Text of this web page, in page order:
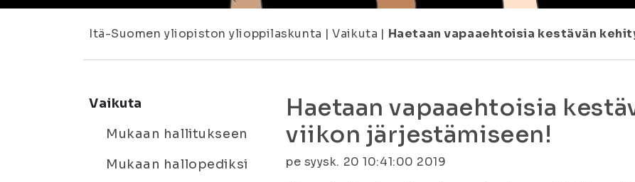
Itä-Suomen yliopiston ylioppilaskunta | Vaikuta | Haetaan vapaaehtoisia kestävän
Vaikuta
Mukaan hallitukseen
Mukaan hallopediksi
Haetaan vapaaehtoisia
viikon järjestämiseen!
pe syysk. 20 10:41:00 2019